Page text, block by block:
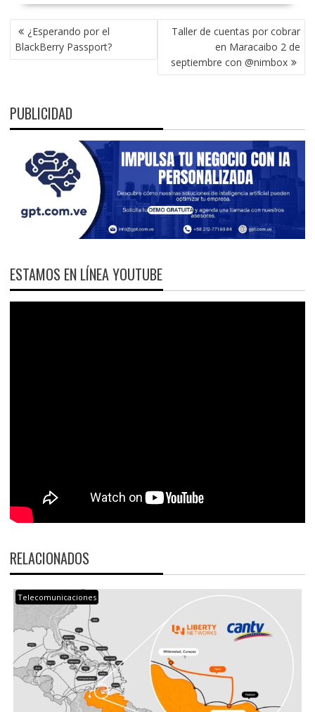
NAVEGACIÓN
DE
ENTRADAS
¿Esperando por el
BlackBerry Passport?
Taller de cuentas por cobrar
en Maracaibo 2 de
septiembre con @nimbox
PUBLICIDAD
ESTAMOS EN LÍNEA YOUTUBE
RELACIONADOS
Telecomunicaciones